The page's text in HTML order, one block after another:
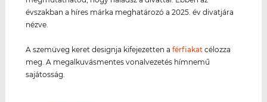
évszakban a híres márka meghatározó a 2025. év divatjára
nézve.
A szemüveg keret designja kifejezetten aférfiakat célozza
meg. A megalkuvásmentes vonalvezetés hímnemű
sajátosság.